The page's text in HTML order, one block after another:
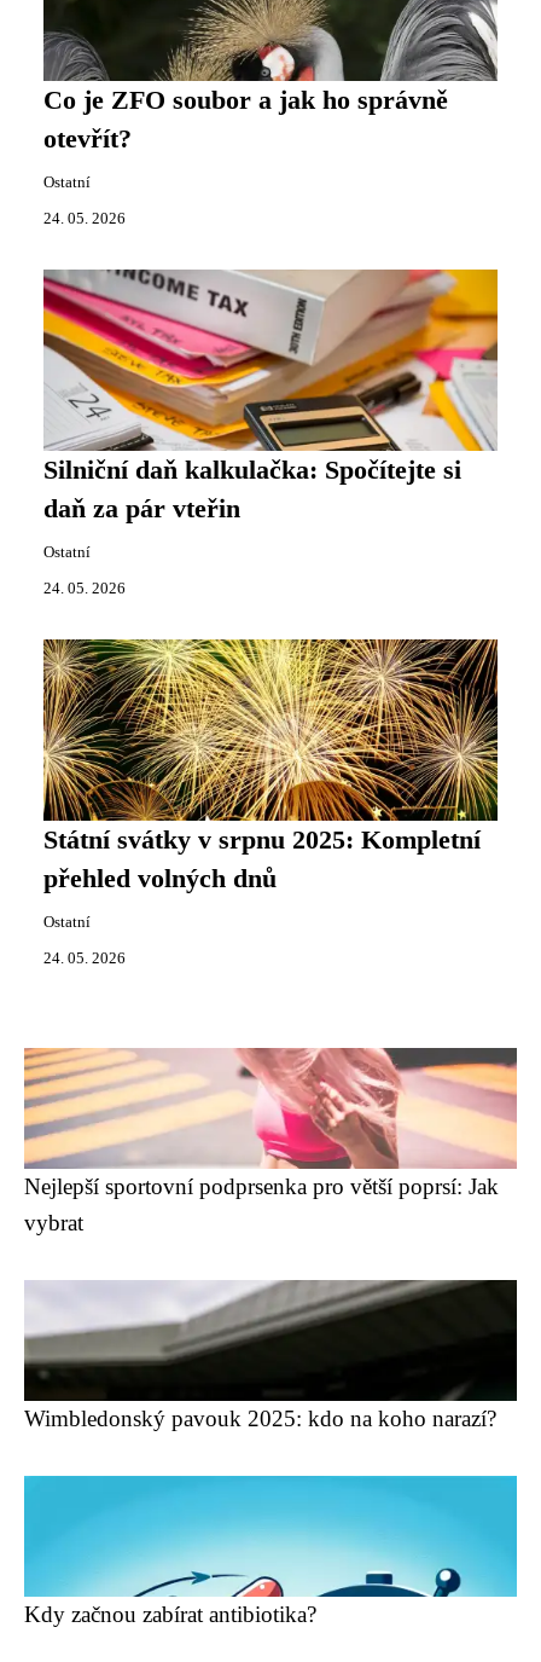
Co je ZFO soubor a jak ho správně
otevřít?
Ostatní
24. 05. 2026
Silniční daň kalkulačka: Spočítejte si
daň za pár vteřin
Ostatní
24. 05. 2026
Státní svátky v srpnu 2025: Kompletní
přehled volných dnů
Ostatní
24. 05. 2026
Nejlepší sportovní podprsenka pro větší poprsí: Jak
vybrat
Wimbledonský pavouk 2025: kdo na koho narazí?
Kdy začnou zabírat antibiotika?